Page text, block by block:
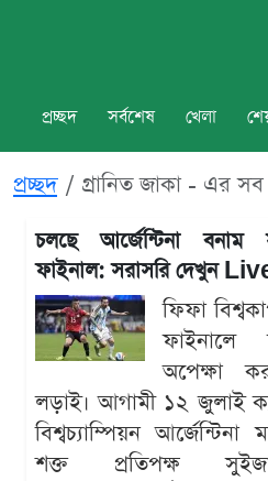
প্রচ্ছদ সর্বশেষ খেলা
প্রচ্ছদ গ্রানিত জাকা - এর
চলছে আর্জেন্টিনা বনাম
ফাইনাল: সরাসরি দেখুন
ফিফা
ফাইনালে
অপেক্ষা
লড়াই। আগামী ১২ জুলাই
বিশ্বচ্যাম্পিয়ন
শক্ত প্রতিপক্ষ